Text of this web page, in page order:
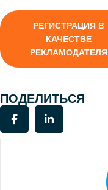
РЕГИСТРАЦИЯ В
КАЧЕСТВЕ
РЕКЛАМОДАТЕЛЯ
ПОДЕЛИТЬСЯ